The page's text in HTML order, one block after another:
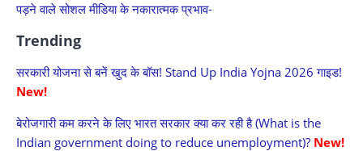
पड़ने वाले सोशल मीडिया के नकारात्मक प्रभाव-
Trending
सरकारी योजना से बनें खुद के बॉस! Stand Up India Yojna 2026 गाइड!
New!
बेरोजगारी कम करने के लिए भारत सरकार क्या कर रही है (What is the
Indian government doing to reduce unemployment)? New!